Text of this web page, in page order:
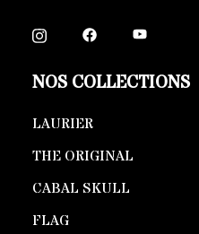
NOS COLLECTIONS
LAURIER
THE ORIGINAL
CABAL SKULL
FLAG